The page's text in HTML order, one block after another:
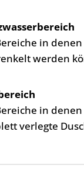
in
werden
in
verlegte